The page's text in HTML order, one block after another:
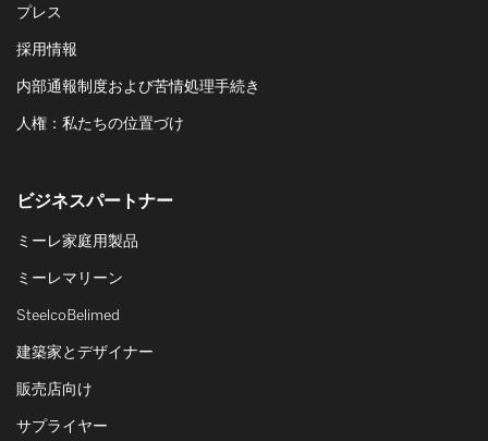
プレス
採用情報
内部通報制度および苦情処理手続き
人権：私たちの位置づけ
ビジネスパートナー
ミーレ家庭用製品
ミーレマリーン
SteelcoBelimed
建築家とデザイナー
販売店向け
サプライヤー